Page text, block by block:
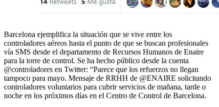
Barcelona ejemplifica la situación que se vive entre los
controladores aéreos hasta el punto de que se buscan profesionales
vía SMS desde el departamento de Recursos Humanos de Enaire
para la torre de control. Se ha hecho público desde la cuenta
@controladores en Twitter: “Parece que los refuerzos no llegan
tampoco para mayo. Mensaje de RRHH de @ENAIRE solicitando
controladores voluntarios para cubrir servicios de mañana, tarde o
noche en los próximos días en el Centro de Control de Barcelona.